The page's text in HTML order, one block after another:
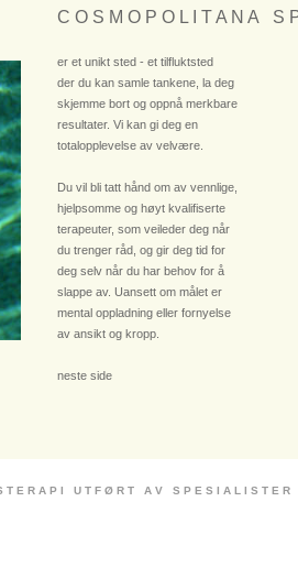
C O S M O P O L I T A N A S
er et unikt sted - et tilfluktsted
der du kan samle tankene, la deg
skjemme bort og oppnå merkbare
resultater. Vi kan gi deg en
totalopplevelse av velvære.
Du vil bli tatt hånd om av vennlige,
hjelpsomme og høyt kvalifiserte
terapeuter, som veileder deg når
du trenger råd, og gir deg tid for
deg selv når du har behov for å
slappe av. Uansett om målet er
mental oppladning eller fornyelse
av ansikt og kropp.
neste side
E R A P I U T F Ø R T A V S P E S I A L I S T E R